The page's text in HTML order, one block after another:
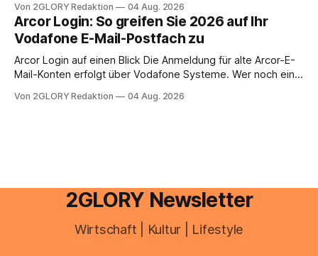
abwesenheiten und die gesamte kommunikation rund um
Ihr personal digital zu organisieren. In diesem Leitfaden
erfahren Sie alles, was Sie für einen reibungslosen Einstieg
brauchen, von der Registrierung
Von 2GLORY Redaktion 04 Aug. 2026
Arcor Login: So greifen Sie 2026 auf Ihr
Vodafone E-Mail-Postfach zu
Arcor Login auf einen Blick Die Anmeldung für alte Arcor-E-
Mail-Konten erfolgt über Vodafone Systeme. Wer noch eine
besitzt, loggt sich heute über das Vodafone E-Mail & Cloud
Von 2GLORY Redaktion 04 Aug. 2026
2GLORY Newsletter
Wirtschaft | Kultur | Lifestyle